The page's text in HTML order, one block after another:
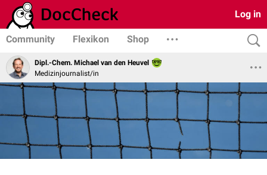
Log in
Community Flexikon Shop
Dipl.-Chem. Michael van den Heuvel
Medizinjournalist/in